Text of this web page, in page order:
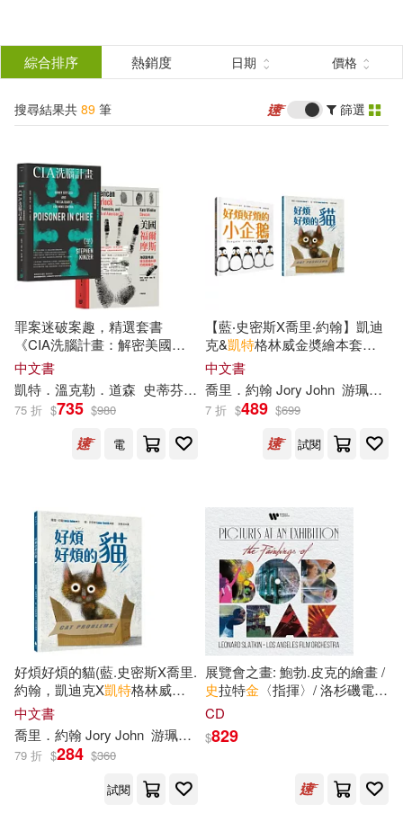
結
篩
選
分類 (單選)
所有商品(89) 圖書(12)
影音(69)
3C(1) 設計文具(2)
電子書(4)
展開
作者 (可複選)
喬里．約翰 Jory John(2)
孔令宏(2)
朱月華‧墨刻編輯部(2)
葛倫．雅諾德(2) 陳安金(2)
韓松濤(2)
[美]海倫‧凱勒（Keller，H．）(1)
凱特．溫克勒．道森(1)
凱蒂．克羅瑟(1)
史蒂芬・金瑟(1)
展開
出版社 (可複選)
Warner Classics(20)
Naxos(9)
Linfair Records Limited(5)
Naive Auvidis(5) EuroArts(4)
BIS(2)
展開
配送方式 (可複選)
綜合排序 熱銷度 日期 價格
搜尋結果共 89 筆 篩選
罪案迷破案趣，精選套書
《CIA洗腦計畫：解密美國史
上最暗黑的心智操控實驗》+
《美國福爾摩斯：海因里希與
催生鑑識科學的經典案件》
中文書
凱特 ． 溫克勒 ． 道森 史蒂芬・ 金瑟 張瓊懿 朱怡康
75 折 $735 $980
電
【藍‧史密斯X喬里‧約翰】凱迪
克&凱特格林威金奬繪本套書
(好煩好煩的小企鵝+好煩好煩
的貓)
中文書
喬里．約翰 Jory John 游珮芸
7 折 $489 $699
試閱
好煩好煩的貓(藍.史密斯X喬里.
約翰，凱迪克X凱特格林威金
奬組合，貓奴必讀繪本)
中文書
喬里．約翰 Jory John 游珮芸 藍．史密斯 Lane Smith
79 折 $284 $360
試閱
展覽會之畫: 鮑勃.皮克的繪畫 /
史拉特金 〈指揮〉/ 洛杉磯電影
管弦樂團(Pictures at an
Bob Peak / Los Angeles Film
CD
$829